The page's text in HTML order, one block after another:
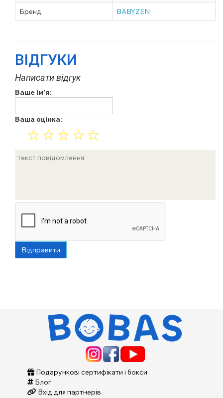
Бренд BABYZEN
ВІДГУКИ
Написати відгук
Ваше ім'я:
Ваша оцінка:
☆
☆
☆
☆
☆
Відправити
Подарункові сертифікати і бокси
Блог
Вхід для партнерів